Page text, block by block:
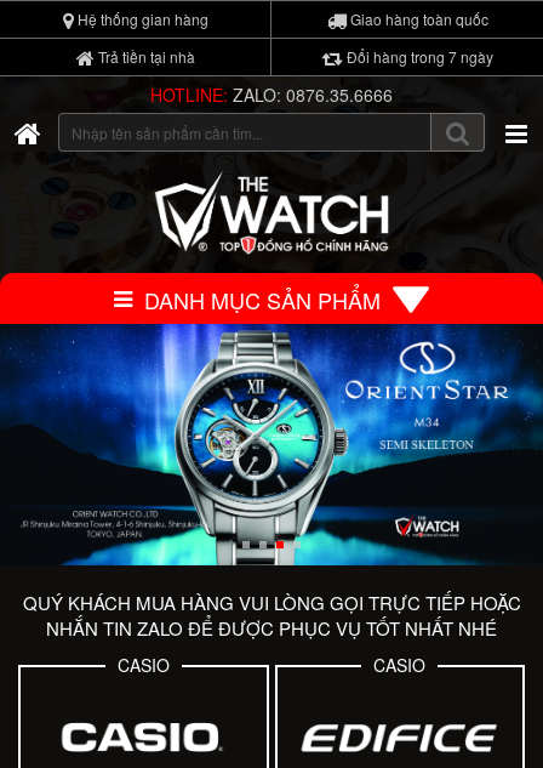
Hệ thống gian hàng
Giao hàng toàn quốc
Trả tiền tại nhà
Đổi hàng trong 7 ngày
HOTLINE: ZALO: 0876.35.6666
DANH MỤC SẢN PHẨM
QUÝ KHÁCH MUA HÀNG VUI LÒNG GỌI TRỰC TIẾP HOẶC
NHẮN TIN ZALO ĐỂ ĐƯỢC PHỤC VỤ TỐT NHẤT NHÉ
CASIO CASIO